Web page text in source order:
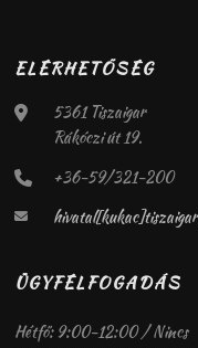
ELÉRHETŐSÉG
5361 Tiszaigar
Rákóczi út 19.
+36-59/321-200
ÜGYFÉLFOGADÁS
Hétfő: 9:00-12:00 / Nincs